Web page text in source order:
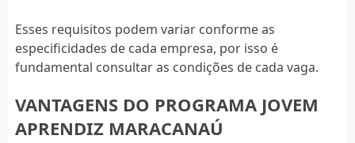
Esses requisitos podem variar conforme as
especificidades de cada empresa, por isso é
fundamental consultar as condições de cada vaga.
VANTAGENS DO PROGRAMA JOVEM
APRENDIZ MARACANAÚ